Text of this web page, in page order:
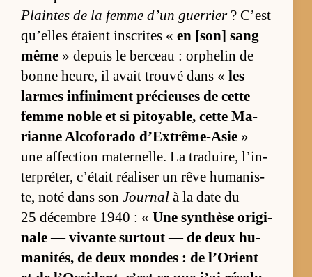
Plaintes de la femme d’un guer­rier? C’est
qu’elles étaient ins­crites « en [son] sang
même » de­puis le ber­ceau : or­phe­lin de
bonne heu­re, il avait trouvé dans « les
larmes in­fi­ni­ment pré­cieuses de cette
femme noble et si pi­toya­ble, cette Ma­
rianne Al­co­fo­rado d’Ex­trême-Asie »
une af­fec­tion ma­ter­nelle. La tra­dui­re, l’in­
ter­pré­ter, c’était réa­li­ser un rêve hu­ma­nis­
te, noté dans son Journal à la date du
25 dé­cembre 1940 : « Une syn­thèse ori­gi­
nale — vi­vante sur­tout — de deux hu­
ma­ni­tés, de deux mondes : de l’Orient